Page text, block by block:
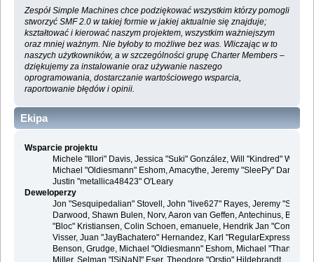
Zespół Simple Machines chce podziękować wszystkim którzy pomogli
stworzyć SMF 2.0 w takiej formie w jakiej aktualnie się znajduje;
kształtować i kierować naszym projektem, wszystkim ważniejszym
oraz mniej ważnym. Nie byłoby to możliwe bez was. Wliczając w to
naszych użytkowników, a w szczególności grupę Charter Members –
dziękujemy za instalowanie oraz używanie naszego
oprogramowania, dostarczanie wartościowego wsparcia,
raportowanie błędów i opinii.
Ekipa
Wsparcie projektu
Michele "Illori" Davis, Jessica "Suki" González, Will "Kindred"
Michael "Oldiesmann" Eshom, Amacythe, Jeremy "SleePy" Darwood
Justin "metallica48423" O'Leary
Deweloperzy
Jon "Sesquipedalian" Stovell, John "live627" Rayes, Jeremy
Darwood, Shawn Bulen, Norv, Aaron van Geffen, Antechinus, Bjoern
"Bloc" Kristiansen, Colin Schoen, emanuele, Hendrik Jan "Compuart"
Visser, Juan "JayBachatero" Hernandez, Karl "RegularExpression"
Benson, Grudge, Michael "Oldiesmann" Eshom, Michael "Thantos"
Miller, Selman "[SiNaN]" Eser, Theodore "Orstio" Hildebrandt,